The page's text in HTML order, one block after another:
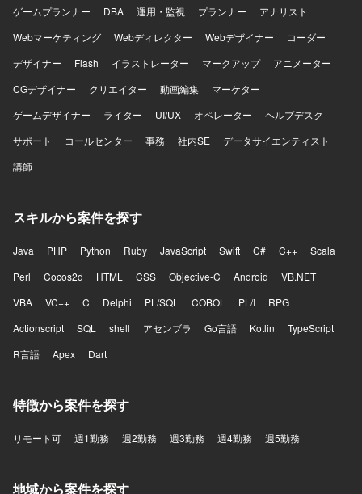
ゲームプランナー
DBA 運用・監視 プランナー
アナリスト
Webマーケティング
Webディレクター Webデザイナー
コーダー
デザイナー
Flash イラストレーター マークアップ
アニメーター
CGデザイナー
クリエイター 動画編集
マーケター
ゲームデザイナー
ライター UI/UX オペレーター
ヘルプデスク
サポート
コールセンター 事務 社内SE
データサイエンティスト
講師
スキルから案件を探す
Java PHP Python Ruby JavaScript Swift C# C++
Scala
Perl
Cocos2d HTML CSS Objective-C Android
VB.NET
VBA
VC++ C Delphi PL/SQL COBOL PL/I
RPG
Actionscript
SQL shell アセンブラ Go言語 Kotlin
TypeScript
R言語
Apex Dart
特徴から案件を探す
リモート可 週1勤務 週2勤務 週3勤務 週4勤務 週5勤務
地域から案件を探す